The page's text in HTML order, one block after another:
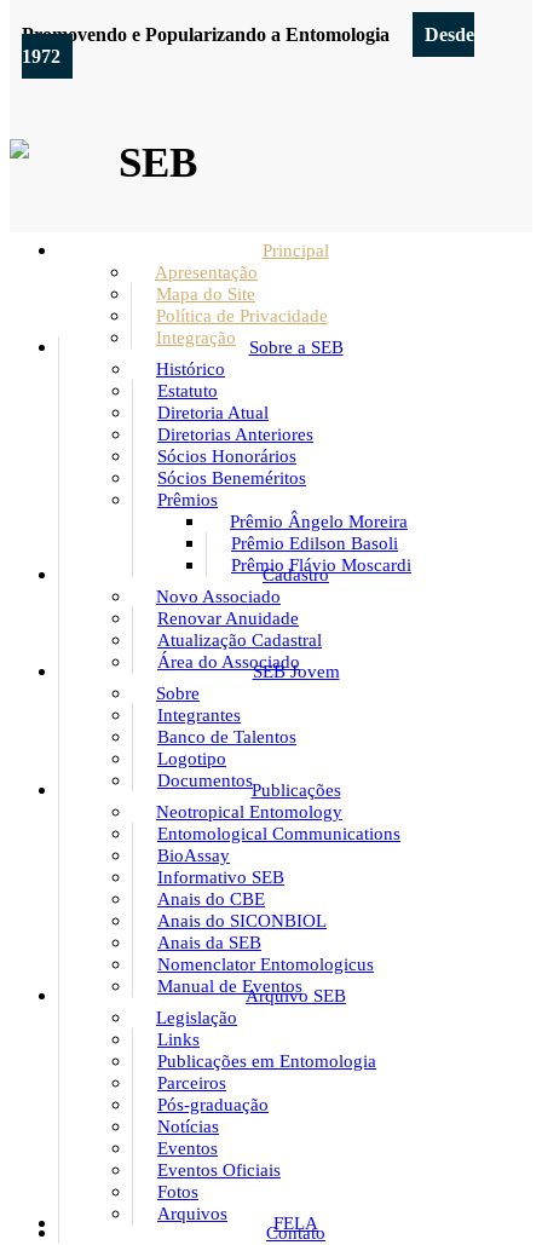
Promovendo e Popularizando a Entomologia
Desde
1972
SEB
Principal
Apresentação
Mapa do Site
Política de Privacidade
Integração
Sobre a SEB
Histórico
Estatuto
Diretoria Atual
Diretorias Anteriores
Sócios Honorários
Sócios Beneméritos
Prêmios
Prêmio Ângelo Moreira
Prêmio Edilson Basoli
Prêmio Flávio Moscardi
Cadastro
Novo Associado
Renovar Anuidade
Atualização Cadastral
Área do Associado
SEB Jovem
Sobre
Integrantes
Banco de Talentos
Logotipo
DocumentosPublicações
Neotropical Entomology
Entomological Communications
BioAssay
Informativo SEB
Anais do CBE
Anais do SICONBIOL
Anais da SEB
Nomenclator Entomologicus
Manual de Eventos
Arquivo SEB
Legislação
Links
Publicações em Entomologia
Parceiros
Pós-graduação
Notícias
Eventos
Eventos Oficiais
Fotos
Arquivos
FELA
Contato